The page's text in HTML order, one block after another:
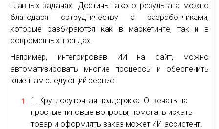
главных задачах. Достичь такого результата можно
благодаря сотрудничеству с разработчиками,
которые разбираются как в маркетинге, так и в
современных трендах.
Например, интегрировав ИИ на сайт, можно
автоматизировать многие процессы и обеспечить
клиентам следующий сервис:
Круглосуточная поддержка. Отвечать на
простые типовые вопросы, помогать искать
товар и оформлять заказ может ИИ-ассистент.